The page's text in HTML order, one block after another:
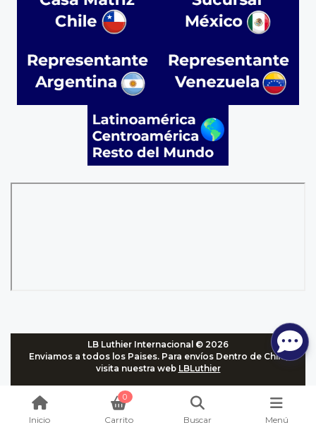
LB Luthier Internacional © 2026
Enviamos a todos los Paises. Para envíos Dentro de Chile,
visita nuestra web LBLuthier
Inicio
0
Carrito Buscar Menú